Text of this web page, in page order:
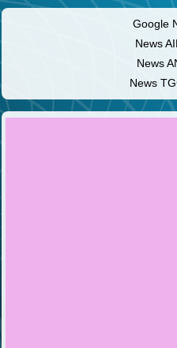
Google
News
News
News